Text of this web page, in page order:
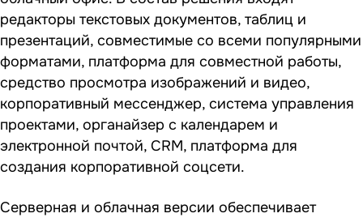
редакторы текстовых документов, таблиц и
презентаций, совместимые со всеми популярными
форматами, платформа для совместной работы,
средство просмотра изображений и видео,
корпоративный мессенджер, система управления
проектами, органайзер с календарем и
электронной почтой, CRM, платформа для
создания корпоративной соцсети.
Серверная и облачная версии обеспечивает